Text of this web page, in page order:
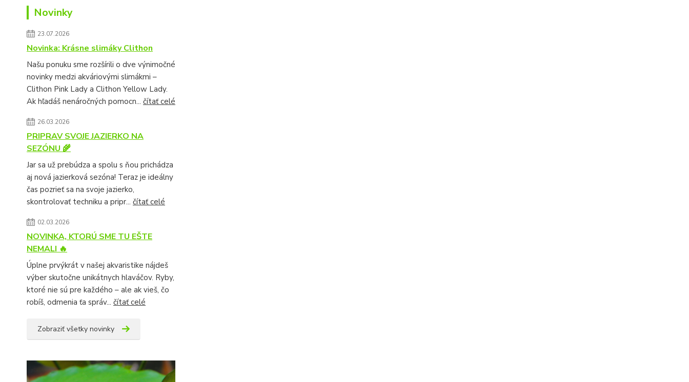
Novinky
23.07.2026
Novinka: Krásne slimáky Clithon
Našu ponuku sme rozšírili o dve výnimočné
novinky medzi akváriovými slimákmi –
Clithon Pink Lady a Clithon Yellow Lady.
Ak hľadáš nenáročných pomocn... čítať celé
26.03.2026
PRIPRAV SVOJE JAZIERKO NA
SEZÓNU 🌾
Jar sa už prebúdza a spolu s ňou prichádza
aj nová jazierková sezóna! Teraz je ideálny
čas pozrieť sa na svoje jazierko,
skontrolovať techniku a pripr... čítať celé
02.03.2026
NOVINKA, KTORÚ SME TU EŠTE
NEMALI 🔥
Úplne prvýkrát v našej akvaristike nájdeš
výber skutočne unikátnych hlaváčov. Ryby,
ktoré nie sú pre každého – ale ak vieš, čo
robíš, odmenia ťa správ... čítať celé
Zobraziť všetky novinky